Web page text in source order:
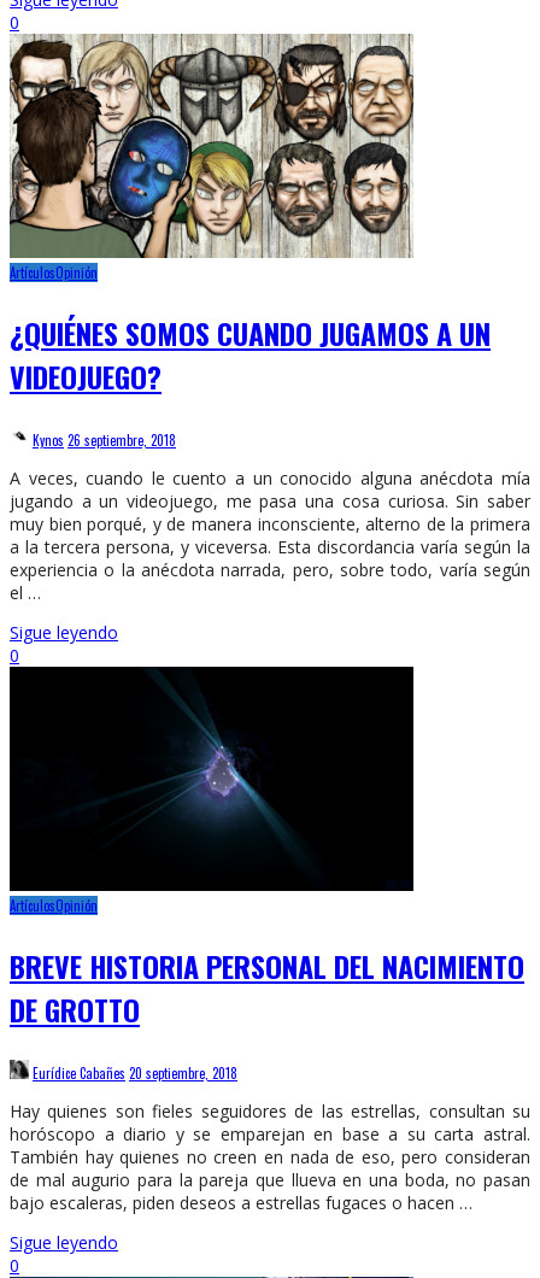
0
ArtículosOpinión
¿QUIÉNES SOMOS CUANDO JUGAMOS A UN
VIDEOJUEGO?
Kynos 26 septiembre, 2018
A veces, cuando le cuento a un conocido alguna anécdota mía
jugando a un videojuego, me pasa una cosa curiosa. Sin saber
muy bien porqué, y de manera inconsciente, alterno de la primera
a la tercera persona, y viceversa. Esta discordancia varía según la
experiencia o la anécdota narrada, pero, sobre todo, varía según
el …
Sigue leyendo
0
ArtículosOpinión
BREVE HISTORIA PERSONAL DEL NACIMIENTO
DE GROTTO
Eurídice Cabañes 20 septiembre, 2018
Hay quienes son fieles seguidores de las estrellas, consultan su
horóscopo a diario y se emparejan en base a su carta astral.
También hay quienes no creen en nada de eso, pero consideran
de mal augurio para la pareja que llueva en una boda, no pasan
bajo escaleras, piden deseos a estrellas fugaces o hacen …
Sigue leyendo
0